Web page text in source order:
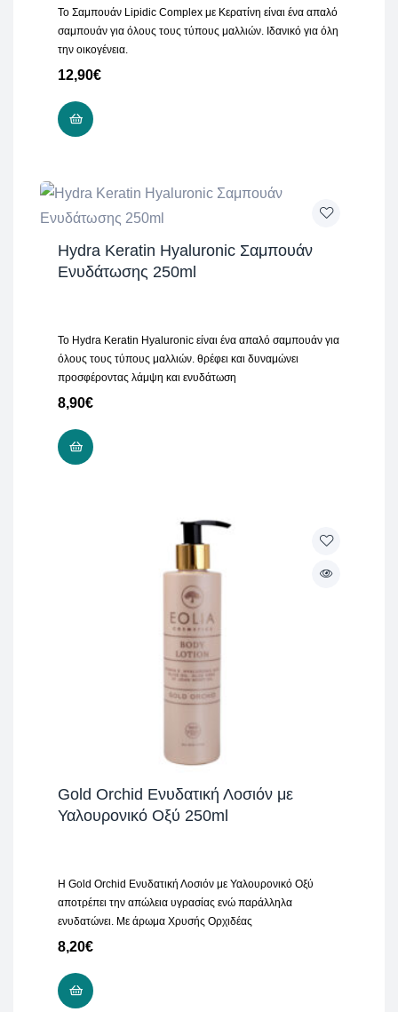
Το Σαμπουάν Lipidic Complex με Κερατίνη είναι ένα απαλό
σαμπουάν για όλους τους τύπους μαλλιών. Ιδανικό για όλη
την οικογένεια.
12,90€
Hydra Keratin Hyaluronic Σαμπουάν
Ενυδάτωσης 250ml
Το Hydra Keratin Hyaluronic είναι ένα απαλό σαμπουάν για
όλους τους τύπους μαλλιών. θρέφει και δυναμώνει
προσφέροντας λάμψη και ενυδάτωση
8,90€
Gold Orchid Ενυδατική Λοσιόν με
Υαλουρονικό Οξύ 250ml
Η Gold Orchid Ενυδατική Λοσιόν με Υαλουρονικό Οξύ
αποτρέπει την απώλεια υγρασίας ενώ παράλληλα
ενυδατώνει. Με άρωμα Χρυσής Ορχιδέας
8,20€